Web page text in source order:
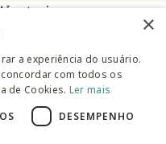
×
a experiência do usuário.
com todos os
de Cookies. Ler mais
DESEMPENHO